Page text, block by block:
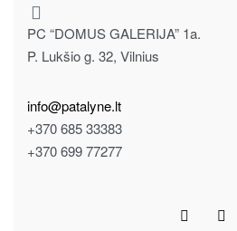
PC “DOMUS GALERIJA” 1a.
P. Lukšio g. 32, Vilnius
info@patalyne.lt
+370 685 33383
+370 699 77277